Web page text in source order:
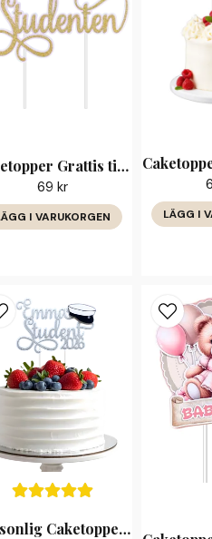
Caketopper Grattis till Studenten 2026
69 kr
I VARUKORGEN LÄGG I
Personlig Caketopper Student 2026 med Namn